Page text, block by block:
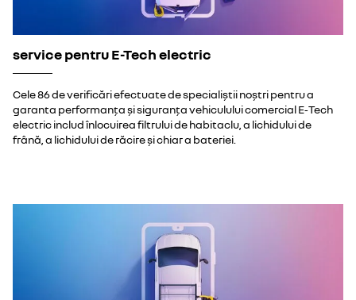
service pentru E-Tech electric
Cele 86 de verificări efectuate de specialiștii noștri pentru a
garanta performanța și siguranța vehiculului comercial E‑Tech
electric includ înlocuirea filtrului de habitaclu, a lichidului de
frână, a lichidului de răcire și chiar a bateriei.